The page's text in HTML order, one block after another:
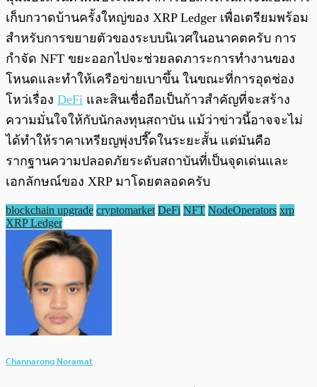
เก็บกวาดบ้านครั้งใหญ่ของ XRP Ledger เพื่อเตรียมพร้อม
สำหรับการขยายตัวของระบบนิเวศในอนาคตครับ การ
กำจัด NFT ขยะออกไปจะช่วยลดภาระการทำงานของ
โหนดและทำให้เครือข่ายเบาขึ้น ในขณะที่การอุดช่อง
โหว่เรื่อง DeFi และสินเชื่อถือเป็นก้าวสำคัญที่จะสร้าง
ความมั่นใจให้กับนักลงทุนสถาบัน แม้ว่าข่าวนี้อาจจะไม่
ได้ทำให้ราคาเหรียญพุ่งปรี๊ดในระยะสั้น แต่มันคือ
รากฐานความปลอดภัยระดับสถาบันที่เป็นจุดเด่นและ
เอกลักษณ์ของ XRP มาโดยตลอดครับ
blockchain upgrade cryptomarket DeFi NFT NodeOperators xrp
XRP Ledger
Channarong Noramat